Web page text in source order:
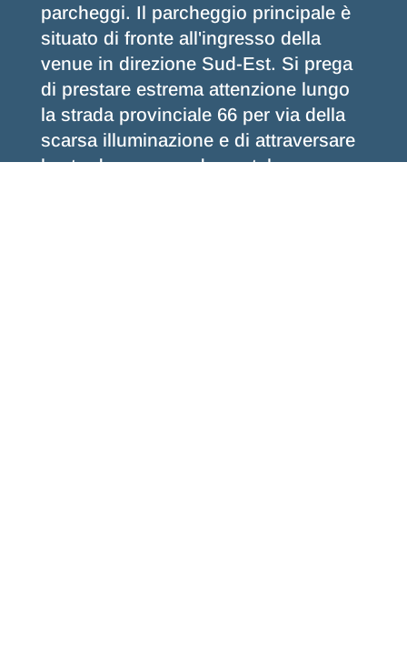
parcheggi. Il parcheggio principale è
situato di fronte all'ingresso della
venue in direzione Sud-Est. Si prega
di prestare estrema attenzione lungo
la strada provinciale 66 per via della
scarsa illuminazione e di attraversare
la strada con grande cautela.